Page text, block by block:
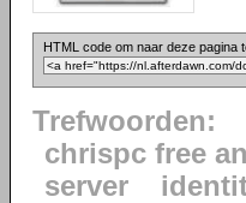
HTML code om naar deze pagina
Trefwoorden:
chrispc free
server